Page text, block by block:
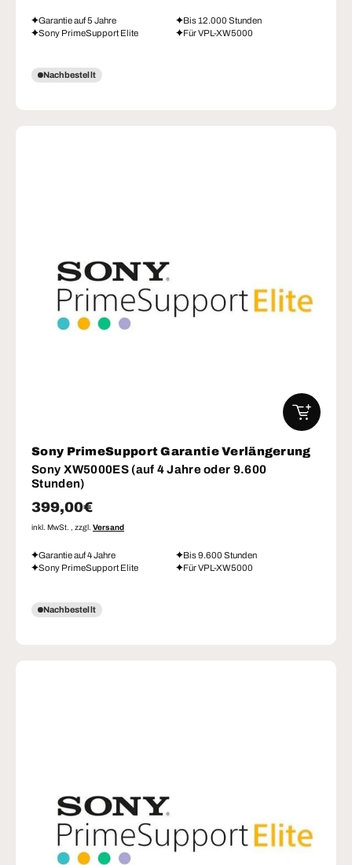
Garantie auf 5 Jahre
Bis 12.000 Stunden
Sony PrimeSupport Elite
Für VPL-XW5000
Nachbestellt
Sony PrimeSupport Garantie Verlängerung
Sony XW5000ES (auf 4 Jahre oder 9.600
Stunden)
Normaler Preis
399,00€
inkl. MwSt. , zzgl. Versand
Garantie auf 4 Jahre
Bis 9.600 Stunden
Sony PrimeSupport Elite
Für VPL-XW5000
Nachbestellt
IN DEN